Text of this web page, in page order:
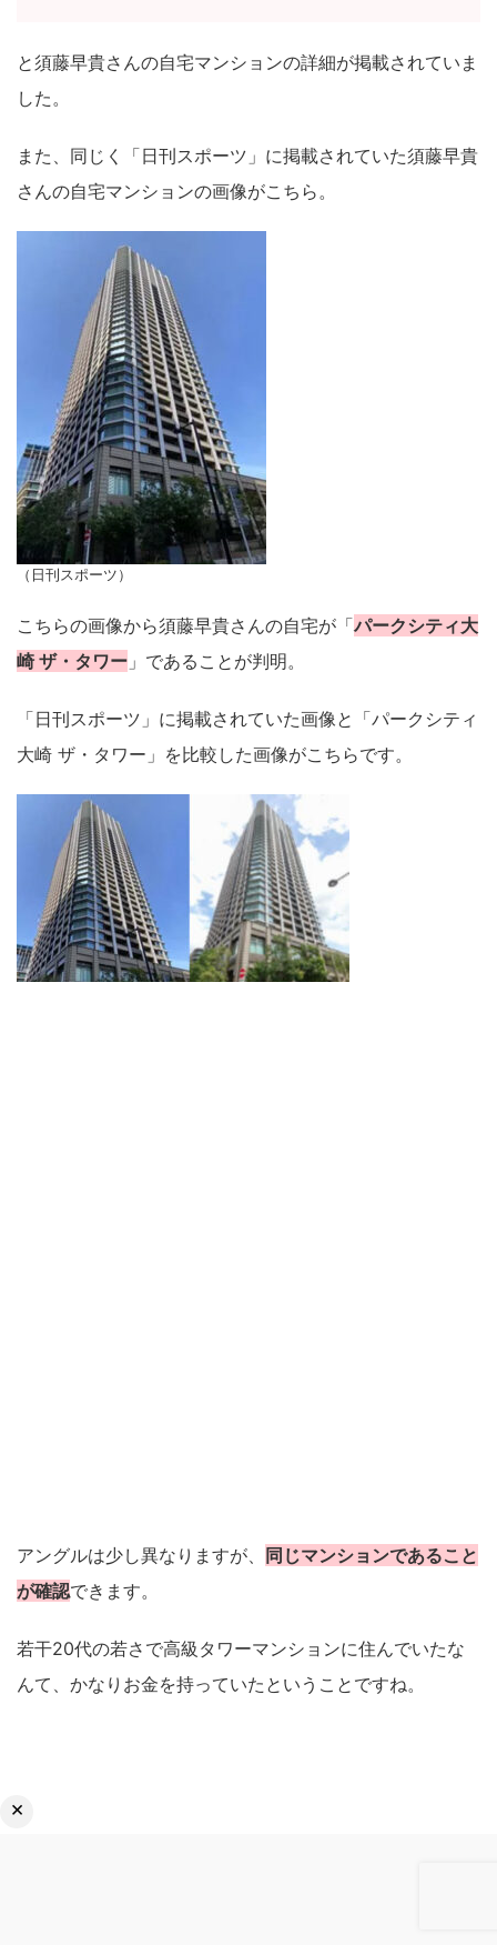
と須藤早貴さんの自宅マンションの詳細が掲載されていま
した。
また、同じく「日刊スポーツ」に掲載されていた須藤早貴
さんの自宅マンションの画像がこちら。
（日刊スポーツ）
こちらの画像から須藤早貴さんの自宅が「パークシティ大
崎 ザ・タワー 」であることが判明。
「日刊スポーツ」に掲載されていた画像と「パークシティ
大崎 ザ・タワー」を比較した画像がこちらです。
アングルは少し異なりますが、
同じマンションであること
が確認できます。
若干20代の若さで高級タワーマンションに住んでいたな
んて、かなりお金を持っていたということですね。
×